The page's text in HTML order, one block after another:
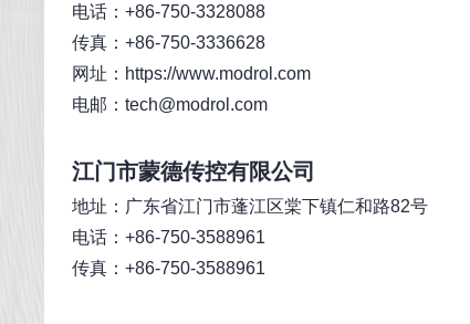
电话：+86-750-3328088
传真：+86-750-3336628
网址： https://www.modrol.com
电邮：tech@modrol.com
江门市蒙德传控有限公司
地址：广东省江门市蓬江区棠下镇仁和路82号
电话：+86-750-3588961
传真：+86-750-3588961